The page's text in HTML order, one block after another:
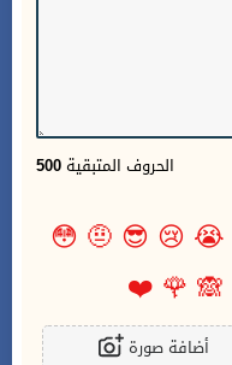
500 الحروف المتبقية
😭
😢
😎
🤨
😳
🙈
🌹
❤️
أضافة صورة